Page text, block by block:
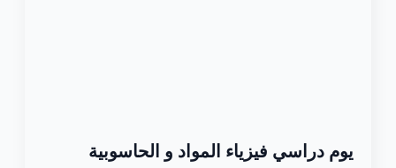
يوم دراسي فيزياء المواد و الحاسوبية